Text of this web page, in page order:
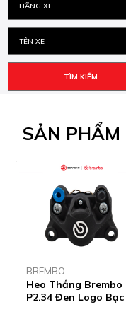
HÃNG XE
TÊN XE
TÌM KIẾM
SẢN PHẨM
BREMBO
Heo Thắng Brembo
P2.34 Đen Logo Bạc